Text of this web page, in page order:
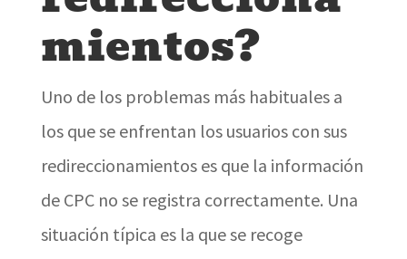
mientos?
Uno de los problemas más habituales a
los que se enfrentan los usuarios con sus
redireccionamientos es que la información
de CPC no se registra correctamente. Una
situación típica es la que se recoge